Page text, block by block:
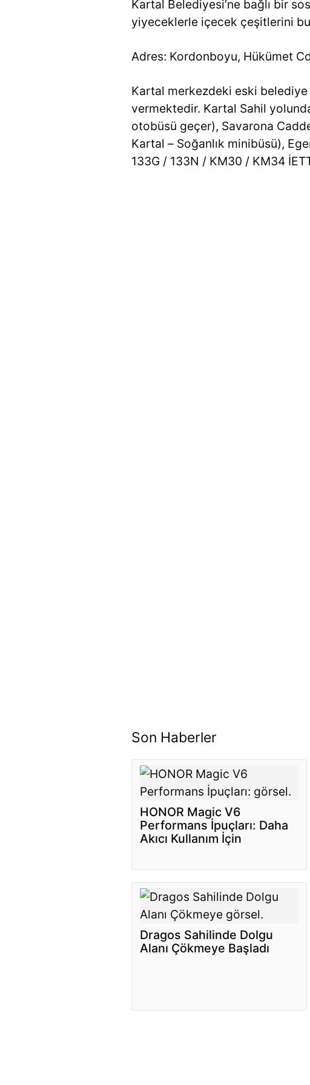
Kartal Belediyesi’ne bağlı bir
yiyeceklerle içecek çeşitlerini
Adres: Kordonboyu, Hükümet
Kartal merkezdeki eski
vermektedir. Kartal Sahil
otobüsü geçer), Savarona
Kartal – Soğanlık minibüsü),
133G / 133N / KM30 / KM34
Son Haberler
HONOR Magic V6
Performans İpuçları: Daha
Akıcı Kullanım İçin
Dragos Sahilinde Dolgu
Alanı Çökmeye Başladı